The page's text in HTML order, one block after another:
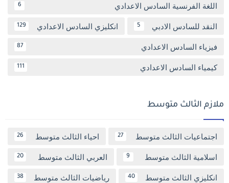
اللغة الفرنسية السادس الاعدادي 6
النقد للسادس الادبي 5 انكليزي السادس الاعدادي 129
فيزياء السادس الاعدادي 87
كيمياء السادس الاعدادي 111
ملازم الثالث متوسط
اجتماعيات الثالث متوسط 27 احياء الثالث متوسط 26
اسلامية الثالث متوسط 9 العربي الثالث متوسط 20
انكليزي الثالث متوسط 40 رياضيات الثالث متوسط 38